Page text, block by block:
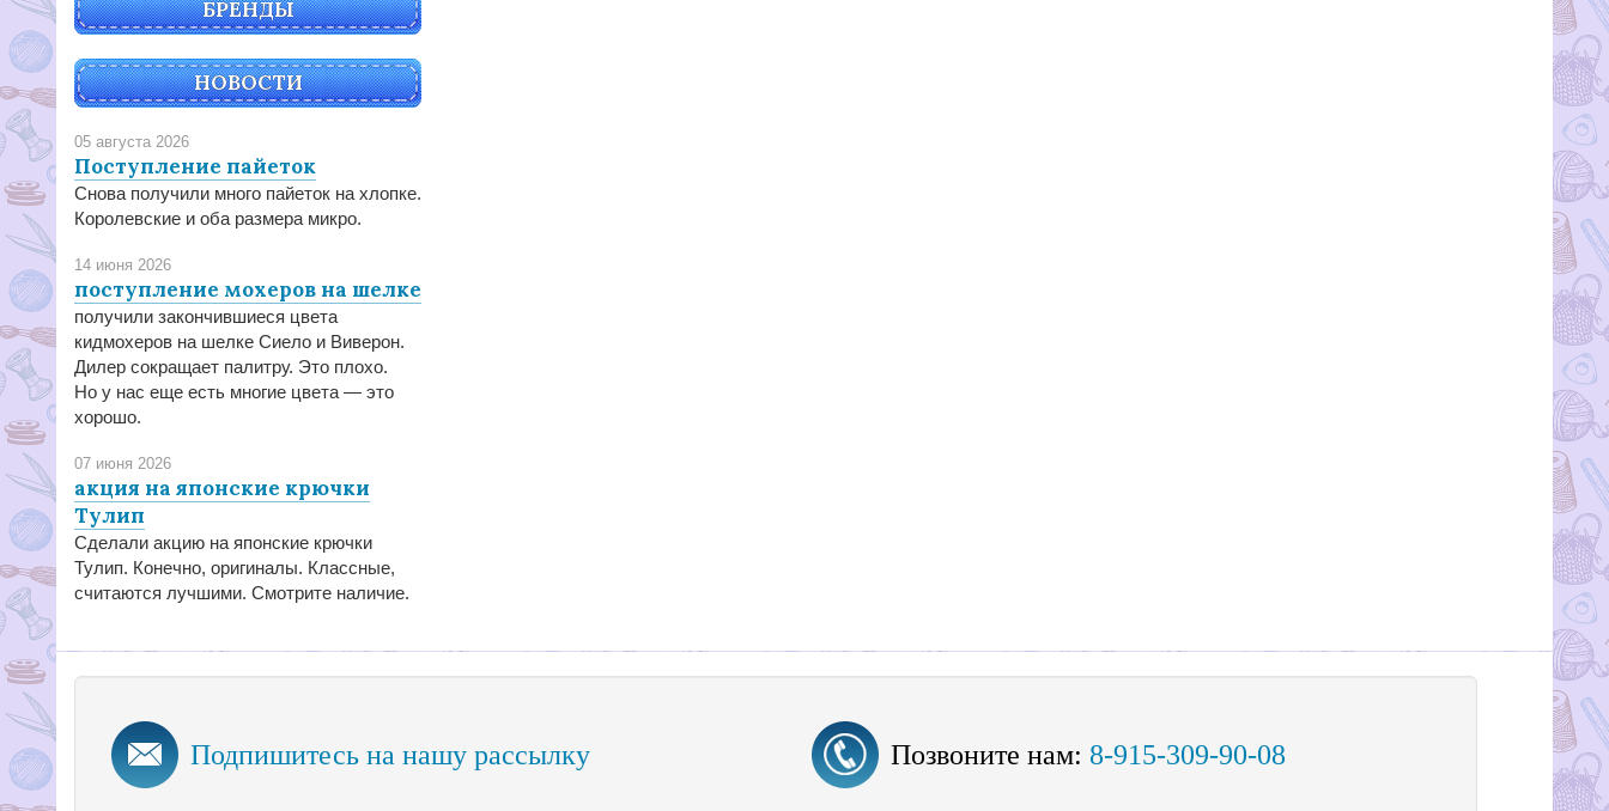
БРЕНДЫ
НОВОСТИ
05 августа 2026
Поступление пайеток
Снова получили много пайеток на хлопке.
Королевские и оба размера микро.
14 июня 2026
поступление мохеров на шелке
получили закончившиеся цвета
кидмохеров на шелке Сиело и Виверон.
Дилер сокращает палитру. Это плохо.
Но у нас еще есть многие цвета — это
хорошо.
07 июня 2026
акция на японские крючки
Тулип
Сделали акцию на японские крючки
Тулип. Конечно, оригиналы. Классные,
считаются лучшими. Смотрите наличие.
Подпишитесь на нашу рассылку Позвоните нам: 8-915-309-90-08